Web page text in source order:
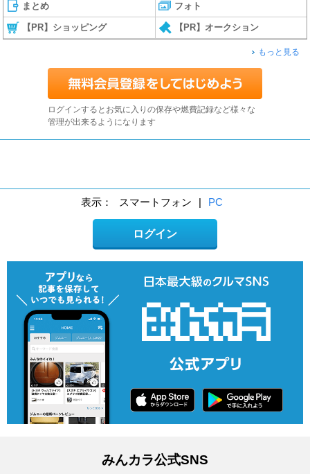
まとめ フォト
【PR】ショッピング 【PR】オークション
もっと見る
ログインするとお気に入りの保存や燃費記録など様々な
管理が出来るようになります
表示： スマートフォン | PC
ログイン
みんカラ公式SNS